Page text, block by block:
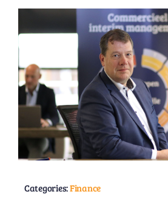
Categories:Finance